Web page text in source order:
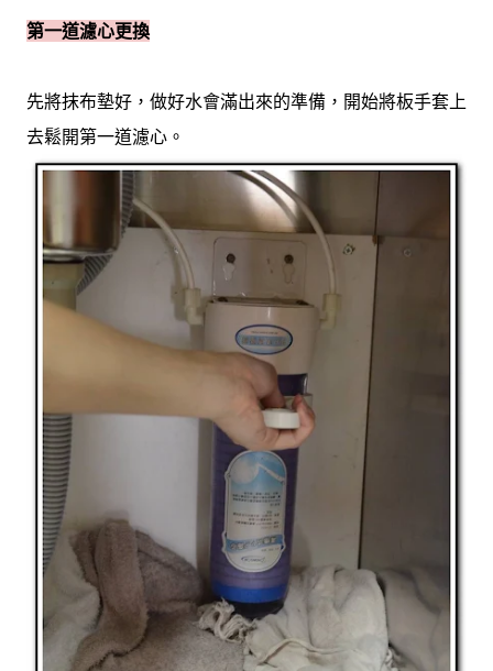
第一道濾心更換
先將抹布墊好，做好水會滿出來的準備，開始將板手套上
去鬆開第一道濾心。